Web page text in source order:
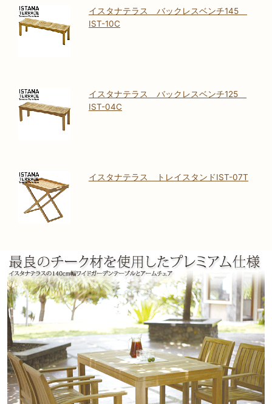
イスタナテラス バックレスベンチ145
IST-10C
イスタナテラス バックレスベンチ125
IST-04C
イスタナテラス トレイスタンドIST-07T